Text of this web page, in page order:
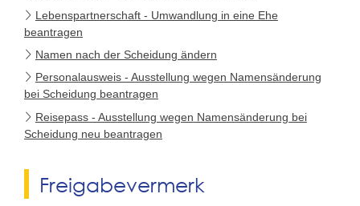
Lebenspartnerschaft - Umwandlung in eine Ehe
beantragen
Namen nach der Scheidung ändern
Personalausweis - Ausstellung wegen Namensänderung
bei Scheidung beantragen
Reisepass - Ausstellung wegen Namensänderung bei
Scheidung neu beantragen
Freigabevermerk